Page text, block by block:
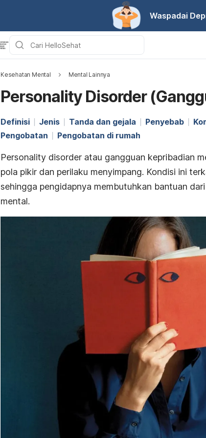
Waspadai
Kesehatan Mental Mental Lainnya
Personality Disorder
Definisi Jenis Tanda dan gejala Penyebab
Pengobatan
Pengobatan di rumah
Personality disorder atau gangguan kepribadian
pola pikir dan perilaku menyimpang. Kondisi ini
sehingga pengidapnya membutuhkan bantuan
mental.